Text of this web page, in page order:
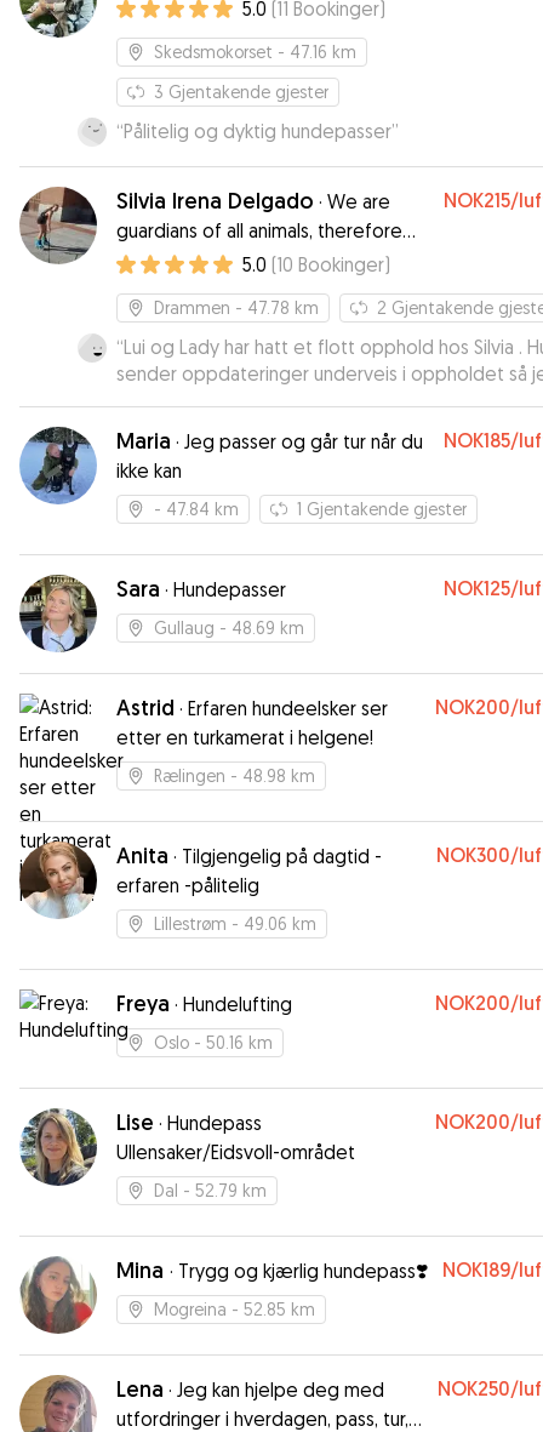
5.0 (11 Bookinger)
Skedsmokorset - 47.16 km
3 Gjentakende gjester
“Pålitelig og dyktig hundepasser”
Silvia Irena Delgado · We are
guardians of all animals, therefore
our duty lies on their welfare and
protection. Be kind
NOK215/
5.0 (10 Bookinger)
Drammen - 47.78 km 2 Gjentakende
“Lui og Lady har hatt et flott opphold hos Silvia .
sender oppdateringer underveis i oppholdet så
ikke var bekymret for hvordan de hadde det 😊
rolige og glade nor de kom hjem så det er der
tegnet på at de har trivdes hos Silvia 😊 Hun er
å anbefale til andre 😊
Maria · Jeg passer og går tur når du
ikke kan
NOK185/
- 47.84 km 1 Gjentakende gjester
Sara · Hundepasser NOK125/
Gullaug - 48.69 km
Astrid · Erfaren hundeelsker ser
etter en turkamerat i helgene!
NOK200/
Rælingen - 48.98 km
Anita · Tilgjengelig på dagtid -
erfaren -pålitelig
NOK300/
Lillestrøm - 49.06 km
Freya · Hundelufting NOK200/
Oslo - 50.16 km
Lise · Hundepass
Ullensaker/Eidsvoll-området
NOK200/
Dal - 52.79 km
Mina · Trygg og kjærlig hundepass❣️ NOK189/
Mogreina - 52.85 km
Lena · Jeg kan hjelpe deg med
utfordringer i hverdagen, pass, tur,
NOK250/